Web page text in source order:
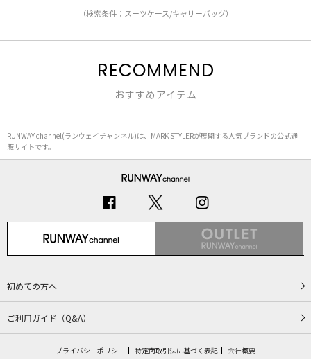
（検索条件：スーツケース/キャリーバッグ）
RECOMMEND
おすすめアイテム
RUNWAY channel(ランウェイチャンネル)は、MARK STYLERが展開する人気ブランドの公式通
販サイトです。
初めての方へ
ご利用ガイド（Q&A）
プライバシーポリシー 特定商取引法に基づく表記 会社概要